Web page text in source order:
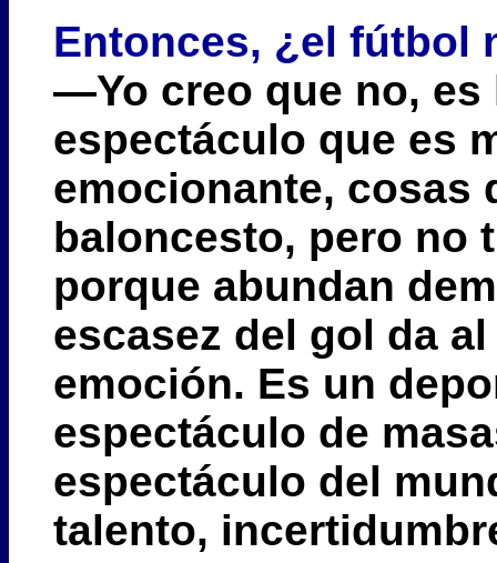
Entonces, ¿el fútbol
—Yo creo que no, es
espectáculo que es
emocionante, cosas
baloncesto, pero no
porque abundan
escasez del gol da
emoción. Es un
espectáculo de
espectáculo del
talento,